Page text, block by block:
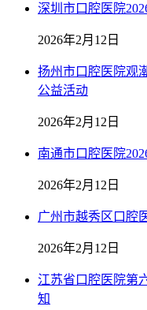
深圳市口腔医院
2026年2月12日
扬州市口腔医院观
公益活动
2026年2月12日
南通市口腔医院
2026年2月12日
广州市越秀区口腔
2026年2月12日
江苏省口腔医院第
知